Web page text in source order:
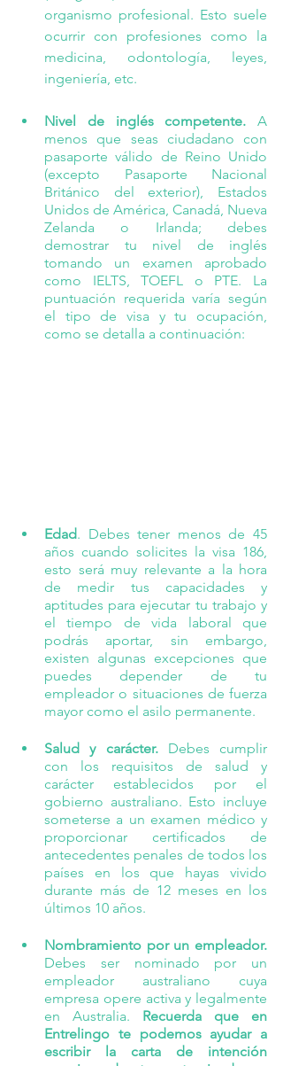
organismo profesional. Esto suele
ocurrir con profesiones como la
medicina, odontología, leyes,
ingeniería, etc.
Nivel de inglés competente. A
menos que seas ciudadano con
pasaporte válido de Reino Unido
(excepto Pasaporte Nacional
Británico del exterior), Estados
Unidos de América, Canadá, Nueva
Zelanda o Irlanda; debes
demostrar tu nivel de inglés
tomando un examen aprobado
como IELTS, TOEFL o PTE. La
puntuación requerida varía según
el tipo de visa y tu ocupación,
como se detalla a continuación:
Edad. Debes tener menos de 45
años cuando solicites la visa 186,
esto será muy relevante a la hora
de medir tus capacidades y
aptitudes para ejecutar tu trabajo y
el tiempo de vida laboral que
podrás aportar, sin embargo,
existen algunas excepciones que
puedes depender de tu
empleador o situaciones de fuerza
mayor como el asilo permanente.
Salud y carácter. Debes cumplir
con los requisitos de salud y
carácter establecidos por el
gobierno australiano. Esto incluye
someterse a un examen médico y
proporcionar certificados de
antecedentes penales de todos los
países en los que hayas vivido
durante más de 12 meses en los
últimos 10 años.
Debes ser nominado por un
empleador australiano cuya
empresa opere activa y legalmente
en Australia. Recuerda que en
Entrelingo te podemos ayudar a
escribir la carta de intención